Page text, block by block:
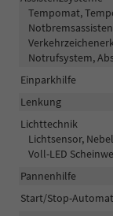
Tempomat,
Notrufsystem,
Einparkhilfe
Lenkung
Lichttechnik
Lichtsensor,
Voll-LED
Pannenhilfe
Start/Stop-